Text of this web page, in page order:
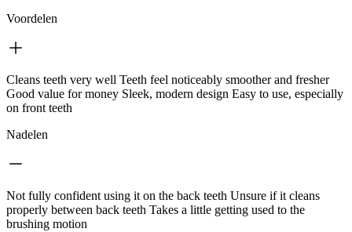
Voordelen
Cleans teeth very well Teeth feel noticeably smoother and fresher
Good value for money Sleek, modern design Easy to use, especially
on front teeth
Nadelen
Not fully confident using it on the back teeth Unsure if it cleans
properly between back teeth Takes a little getting used to the
brushing motion